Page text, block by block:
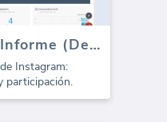
Resumen de IG - Informe (Depreciado)
Instagram:
participación.